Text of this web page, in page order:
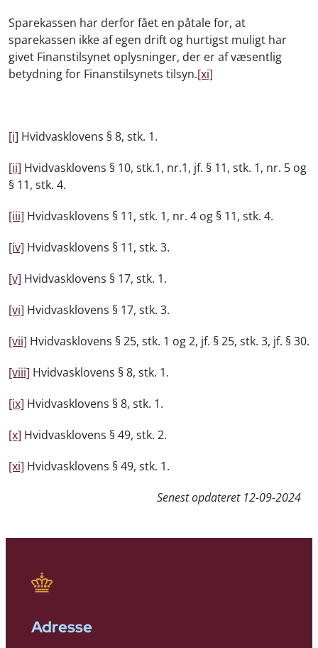
Sparekassen har derfor fået en påtale for, at
sparekassen ikke af egen drift og hurtigst muligt har
givet Finanstilsynet oplysninger, der er af væsentlig
betydning for Finanstilsynets tilsyn.[xi]
[i] Hvidvasklovens § 8, stk. 1.
[ii] Hvidvasklovens § 10, stk.1, nr.1, jf. § 11, stk. 1, nr. 5 og
§ 11, stk. 4.
[iii] Hvidvasklovens § 11, stk. 1, nr. 4 og § 11, stk. 4.
[iv] Hvidvasklovens § 11, stk. 3.
[v] Hvidvasklovens § 17, stk. 1.
[vi] Hvidvasklovens § 17, stk. 3.
[vii] Hvidvasklovens § 25, stk. 1 og 2, jf. § 25, stk. 3, jf. § 30.
[viii] Hvidvasklovens § 8, stk. 1.
[ix] Hvidvasklovens § 8, stk. 1.
[x] Hvidvasklovens § 49, stk. 2.
[xi] Hvidvasklovens § 49, stk. 1.
Senest opdateret 12-09-2024
Adresse